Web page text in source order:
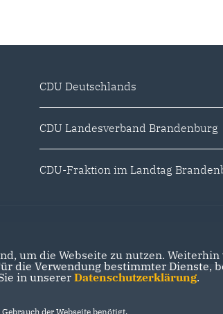
CDU Deutschlands
CDU Landesverband Brandenburg
CDU-Fraktion im Landtag
um die Webseite zu nutzen.
die Verwendung bestimmter
in unserer Datenschutzerklärung.
der Webseite benötigt.